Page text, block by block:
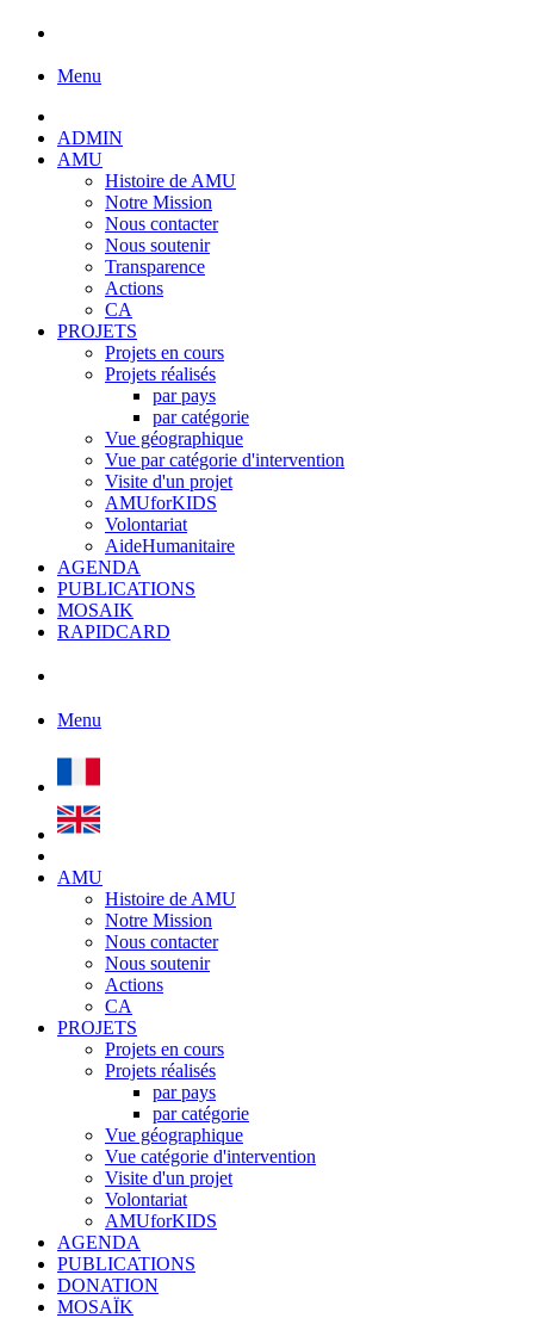
Menu
ADMIN
AMU
Histoire de AMU
Notre Mission
Nous contacter
Nous soutenir
Transparence
Actions
CA
PROJETS
Projets en cours
Projets réalisés
par pays
par catégorie
Vue géographique
Vue par catégorie d'intervention
Visite d'un projet
AMUforKIDS
Volontariat
AideHumanitaire
AGENDA
PUBLICATIONS
MOSAIK
RAPIDCARD
Menu
AMU
Histoire de AMU
Notre Mission
Nous contacter
Nous soutenir
Actions
CA
PROJETS
Projets en cours
Projets réalisés
par pays
par catégorie
Vue géographique
Vue catégorie d'intervention
Visite d'un projet
Volontariat
AMUforKIDS
AGENDA
PUBLICATIONS
DONATION
MOSAÏK